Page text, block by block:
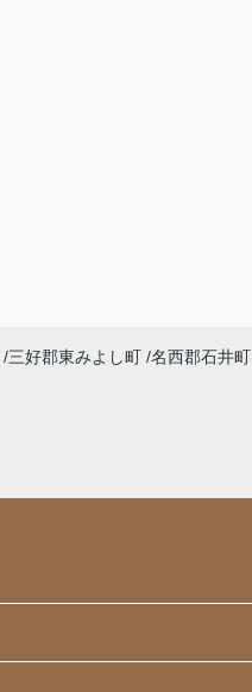
三好郡東みよし町 名西郡石井町